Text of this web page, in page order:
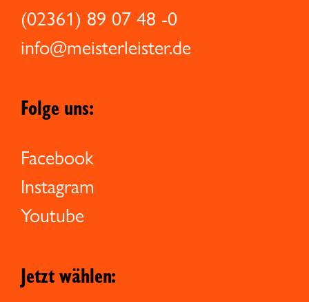
(02361) 89 07 48 -0
info@meisterleister.de
Folge uns:
Facebook
Instagram
Youtube
Jetzt wählen: